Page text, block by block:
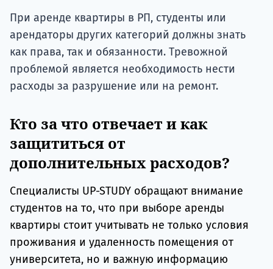
При аренде квартиры в РП, студенты или
арендаторы других категорий должны знать
как права, так и обязанности. Тревожной
проблемой является необходимость нести
расходы за разрушение или на ремонт.
Кто за что отвечает и как
защититься от
дополнительных расходов?
Специалисты UP-STUDY обращают внимание
студентов на то, что при выборе аренды
квартиры стоит учитывать не только условия
проживания и удаленность помещения от
университета, но и важную информацию